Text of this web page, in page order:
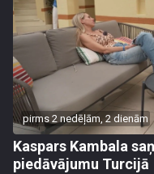
pirms 2 nedēļām, 2 dienām
Kaspars Kambala
piedāvājumu Turcijā